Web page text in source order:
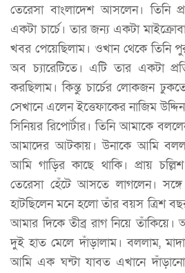
তেরেসা বাংলাদেশ আসলেন। তিনি
একটা চার্চে। তার জন্য একটা
খবর পেয়েছিলাম। ওখান থেকে তিনি
অব চ্যারেটিতে। এটি তার একটা
করছিলাম। কিন্তু চার্চের লোকজন
সেখানে এলেন ইত্তেফাকের নাজিম
সিনিয়র রিপোর্টার। তিনি আমাকে
আমাদের আটকায়। উনাকে আমি
আমি গাড়ির কাছে থাকি। প্রায়
তেরেসা হেঁটে আসতে লাগলেন।
হাটছিলেন মনে হলো তাঁর বয়স ত্রিশ
আমার দিকে তীব্র রাগ নিয়ে
দুই হাত মেলে দাঁড়ালাম। বললাম,
আমি এক ঘন্টা যাবত এখানে